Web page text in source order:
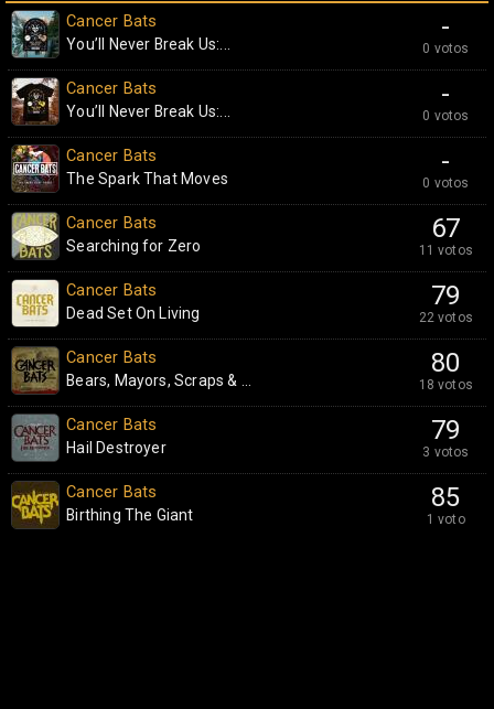
-
0 votos
Cancer Bats
You’ll Never Break Us:...
-
0 votos
Cancer Bats
You’ll Never Break Us:...
-
0 votos
Cancer Bats
The Spark That Moves
67
11 votos
Cancer Bats
Searching for Zero
79
22 votos
Cancer Bats
Dead Set On Living
80
18 votos
Cancer Bats
Bears, Mayors, Scraps & ...
79
3 votos
Cancer Bats
Hail Destroyer
85
1 voto
Cancer Bats
Birthing The Giant